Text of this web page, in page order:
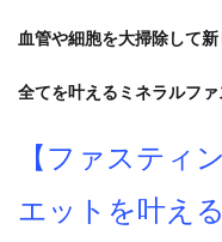
血管や細胞を大掃除して新
全てを叶えるミネラルファ
【ファスティ
エットを叶え